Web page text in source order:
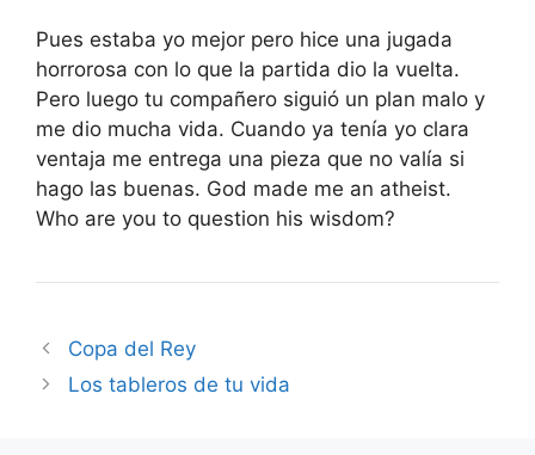
Pues estaba yo mejor pero hice una jugada
horrorosa con lo que la partida dio la vuelta.
Pero luego tu compañero siguió un plan malo y
me dio mucha vida. Cuando ya tenía yo clara
ventaja me entrega una pieza que no valía si
hago las buenas. God made me an atheist.
Who are you to question his wisdom?
Copa del Rey
Los tableros de tu vida